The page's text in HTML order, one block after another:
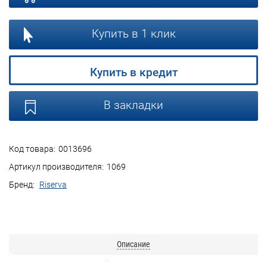
Код товара: 0013696
Артикул производителя: 1069
Бренд:
Riserva
Купить в 1 клик
Купить в кредит
В закладки
Описание